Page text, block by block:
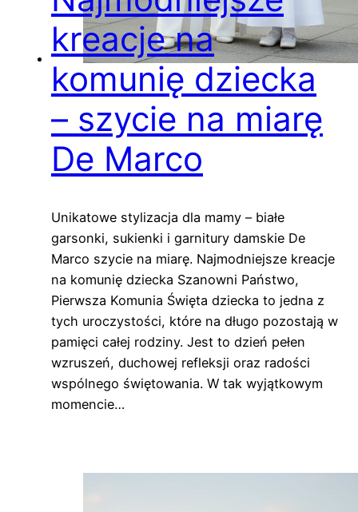
kreacje na
komunię dziecka
– szycie na miarę
De Marco
Unikatowe stylizacja dla mamy – białe
garsonki, sukienki i garnitury damskie De
Marco szycie na miarę. Najmodniejsze kreacje
na komunię dziecka Szanowni Państwo,
Pierwsza Komunia Święta dziecka to jedna z
tych uroczystości, które na długo pozostają w
pamięci całej rodziny. Jest to dzień pełen
wzruszeń, duchowej refleksji oraz radości
wspólnego świętowania. W tak wyjątkowym
momencie…